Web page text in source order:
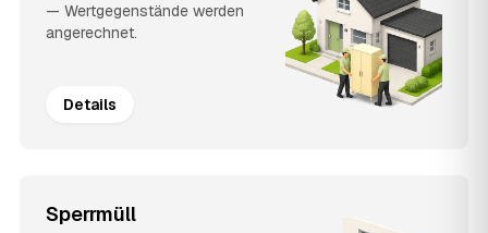
— Wertgegenstände werden
angerechnet.
Details
Sperrmüll